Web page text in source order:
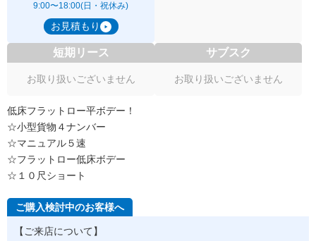
9:00〜18:00(日・祝休み)
お見積もり
短期リース
お取り扱いございません
サブスク
お取り扱いございません
低床フラットロー平ボデー！
☆小型貨物４ナンバー
☆マニュアル５速
☆フラットロー低床ボデー
☆１０尺ショート
ご購入検討中のお客様へ
【ご来店について】